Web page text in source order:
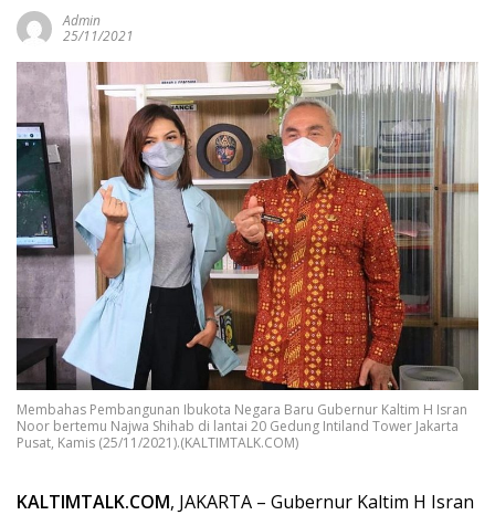
Admin
25/11/2021
Membahas Pembangunan Ibukota Negara Baru Gubernur Kaltim H Isran
Noor bertemu Najwa Shihab di lantai 20 Gedung Intiland Tower Jakarta
Pusat, Kamis (25/11/2021).(KALTIMTALK.COM)
KALTIMTALK.COM, JAKARTA – Gubernur Kaltim H Isran